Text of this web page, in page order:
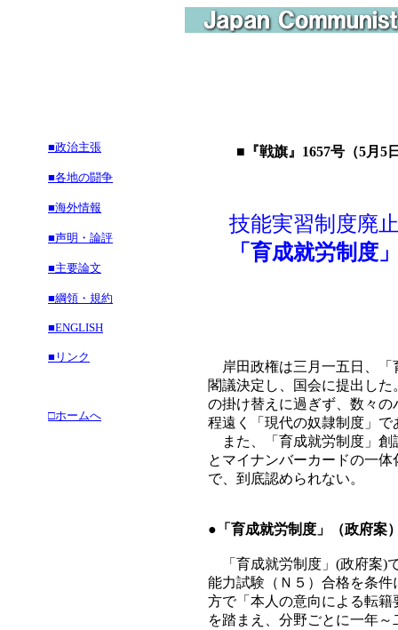
■政治主張
■各地の闘争
■海外情報
■声明・論評
■主要論文
■綱領・規約
■ENGLISH
■リンク
□ホームへ
■『戦旗』1657号（5月5
技能実習制度廃
「育成就労制度
岸田政権は三月一五日、「
閣議決定し、国会に提出し
の掛け替えに過ぎず、数々
程遠く「現代の奴隷制度」
また、「育成就労制度」創
とマイナンバーカードの一
で、到底認められない。
● 「育成就労制度」（政府案
「育成就労制度」(政府案)
能力試験（Ｎ５）合格を条
方で「本人の意向による転
を踏まえ、分野ごとに一年